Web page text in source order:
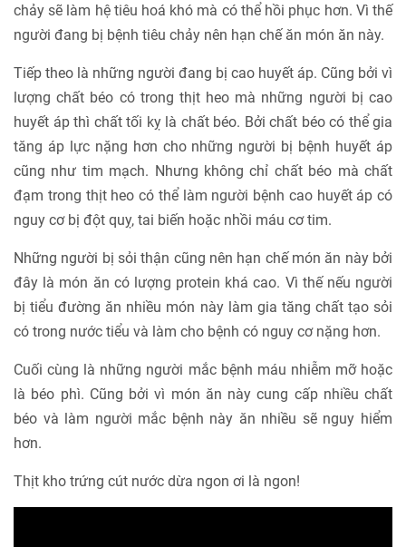
chảy sẽ làm hệ tiêu hoá khó mà có thể hồi phục hơn. Vì thế
người đang bị bệnh tiêu chảy nên hạn chế ăn món ăn này.
Tiếp theo là những người đang bị cao huyết áp. Cũng bởi vì
lượng chất béo có trong thịt heo mà những người bị cao
huyết áp thì chất tối kỵ là chất béo. Bởi chất béo có thể gia
tăng áp lực nặng hơn cho những người bị bệnh huyết áp
cũng như tim mạch. Nhưng không chỉ chất béo mà chất
đạm trong thịt heo có thể làm người bệnh cao huyết áp có
nguy cơ bị đột quỵ, tai biến hoặc nhồi máu cơ tim.
Những người bị sỏi thận cũng nên hạn chế món ăn này bởi
đây là món ăn có lượng protein khá cao. Vì thế nếu người
bị tiểu đường ăn nhiều món này làm gia tăng chất tạo sỏi
có trong nước tiểu và làm cho bệnh có nguy cơ nặng hơn.
Cuối cùng là những người mắc bệnh máu nhiễm mỡ hoặc
là béo phì. Cũng bởi vì món ăn này cung cấp nhiều chất
béo và làm người mắc bệnh này ăn nhiều sẽ nguy hiểm
hơn.
Thịt kho trứng cút nước dừa ngon ơi là ngon!